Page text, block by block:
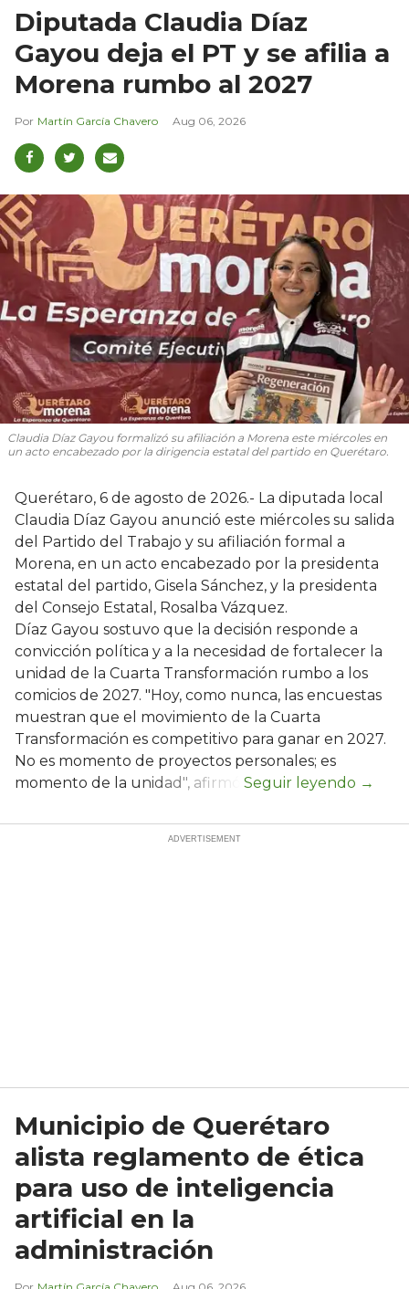
Diputada Claudia Díaz
Gayou deja el PT y se afilia a
Morena rumbo al 2027
Martín García Chavero Aug 06, 2026
Claudia Díaz Gayou formalizó su afiliación a Morena este miércoles en
un acto encabezado por la dirigencia estatal del partido en Querétaro.
Querétaro, 6 de agosto de 2026.- La diputada local
Claudia Díaz Gayou anunció este miércoles su salida
del Partido del Trabajo y su afiliación formal a
Morena, en un acto encabezado por la presidenta
estatal del partido, Gisela Sánchez, y la presidenta
del Consejo Estatal, Rosalba Vázquez.
Díaz Gayou sostuvo que la decisión responde a
convicción política y a la necesidad de fortalecer la
unidad de la Cuarta Transformación rumbo a los
comicios de 2027. "Hoy, como nunca, las encuestas
muestran que el movimiento de la Cuarta
Transformación es competitivo para ganar en 2027.
No es momento de proyectos personales; es
momento de la unidad", afirmó.
Municipio de Querétaro
alista reglamento de ética
para uso de inteligencia
artificial en la
administración